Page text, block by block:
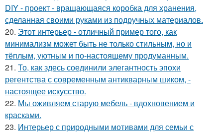
DIY - проект - вращающаяся коробка для хранения,
сделанная своими руками из подручных материалов.
20. Этот интерьер - отличный пример того, как
минимализм может быть не только стильным, но и
тёплым, уютным и по-настоящему продуманным.
21. То, как здесь соединили элегантность эпохи
регентства с современным антикварным шиком, -
настоящее искусство.
22. Мы оживляем старую мебель - вдохновением и
красками.
23. Интерьер с природными мотивами для семьи с